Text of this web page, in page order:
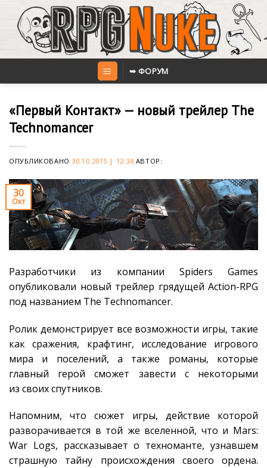
content
➥ ФОРУМ
«Первый Контакт» — новый трейлер The
Technomancer
ОПУБЛИКОВАНО 30.10.2015 | 12:38 АВТОР:
30
Окт
Разработчики из компании Spiders Games
опубликовали новый трейлер грядущей Action-RPG
под названием The Technomancer.
Ролик демонстрирует все возможности игры, такие
как сражения, крафтинг, исследование игрового
мира и поселений, а также романы, которые
главный герой сможет завести с некоторыми
из своих спутников.
Напомним, что сюжет игры, действие которой
разворачивается в той же вселенной, что и Mars:
War Logs, рассказывает о техноманте, узнавшем
страшную тайну происхождения своего ордена.